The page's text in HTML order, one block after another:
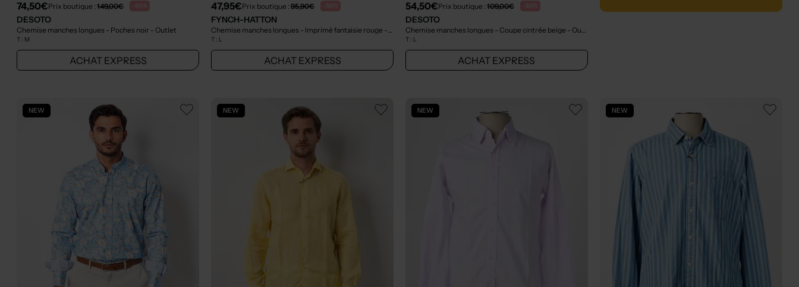
74,50€Prix boutique :149,00€ -50%
DESOTO
Chemise manches longues - Poches noir - Outlet
T : M
ACHAT EXPRESS
47,95€Prix boutique :95,90€ -50%
FYNCH-HATTON
Chemise manches longues - Imprimé fantaisie rouge - Outlet
T : L
ACHAT EXPRESS
54,50€Prix boutique : 109,00€ -50%
DESOTO
Chemise manches longues - Coupe cintrée beige - Outlet
T : L
ACHAT EXPRESS
NEW NEW NEW NEW